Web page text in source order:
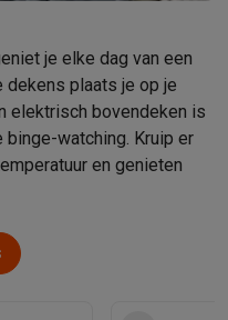
je elke dag van een
dekens plaats je op je
elektrisch bovendeken is
binge-watching. Kruip er
en genieten